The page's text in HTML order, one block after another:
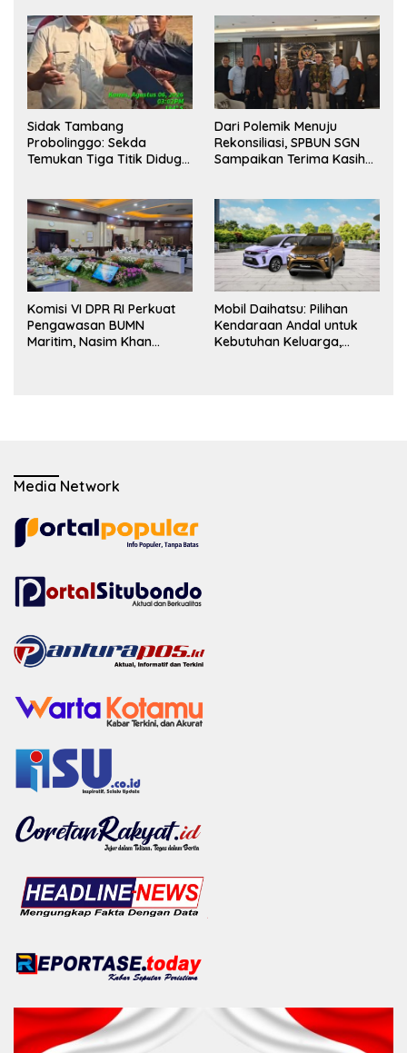
Kesiapsiagaan Personel
Sidak Tambang
Probolinggo: Sekda
Temukan Tiga Titik Diduga
Dari Polemik Menuju
Rekonsiliasi, SPBUN SGN
Sampaikan Terima Kasih
Perselisihan
Komisi VI DPR RI Perkuat
Pengawasan BUMN
Maritim, Nasim Khan
Mobil Daihatsu: Pilihan
Kendaraan Andal untuk
Kebutuhan Keluarga,
Media Network